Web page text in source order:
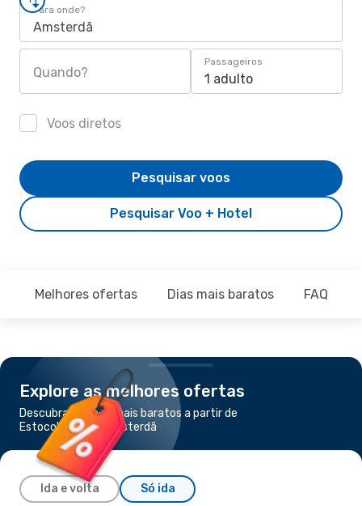
Para onde?
Amsterdã
Quando?
Passageiros
1 adulto
Voos diretos
Pesquisar Voo + Hotel
Pesquisar voos
Melhores ofertas Dias mais baratos FAQ
Explore as melhores ofertas
Descubra os voos mais baratos a partir de
Estocolmo para Amsterdã
Ida e volta Só ida